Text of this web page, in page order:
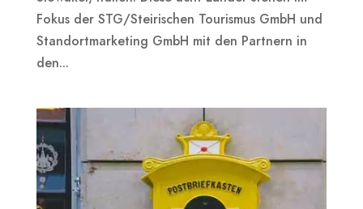
Fokus der STG/Steirischen Tourismus GmbH und
Standortmarketing GmbH mit den Partnern in
den...